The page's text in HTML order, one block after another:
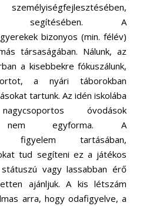
segítésében. A
bizonyos (min. félév)
társaságában. Nálunk, az
a kisebbekre fókuszálunk,
a nyári táborokban
tartunk. Az idén iskolába
óvodások
nem egyforma. A
figyelem tartásában,
tud segíteni ez a játékos
vagy lassabban érő
ajánljuk. A kis létszám
arra, hogy odafigyelve, a